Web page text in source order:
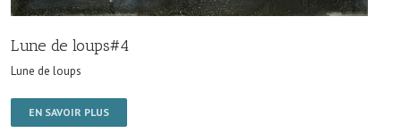
Lune de loups#4
Lune de loups
EN SAVOIR PLUS